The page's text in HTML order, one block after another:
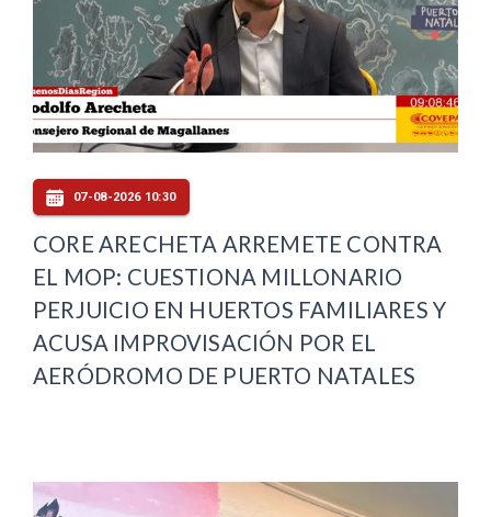
07-08-2026 10:30
CORE ARECHETA ARREMETE CONTRA
EL MOP: CUESTIONA MILLONARIO
PERJUICIO EN HUERTOS FAMILIARES Y
ACUSA IMPROVISACIÓN POR EL
AERÓDROMO DE PUERTO NATALES